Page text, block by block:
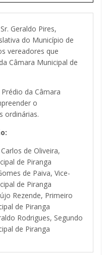
Geraldo Pires,
do Município de
vereadores que
Câmara Municipal de
da Câmara
o
ordinárias.
de Oliveira,
de Piranga
de Paiva, Vice-
de Piranga
Rezende, Primeiro
de Piranga
Rodrigues, Segundo
de Piranga